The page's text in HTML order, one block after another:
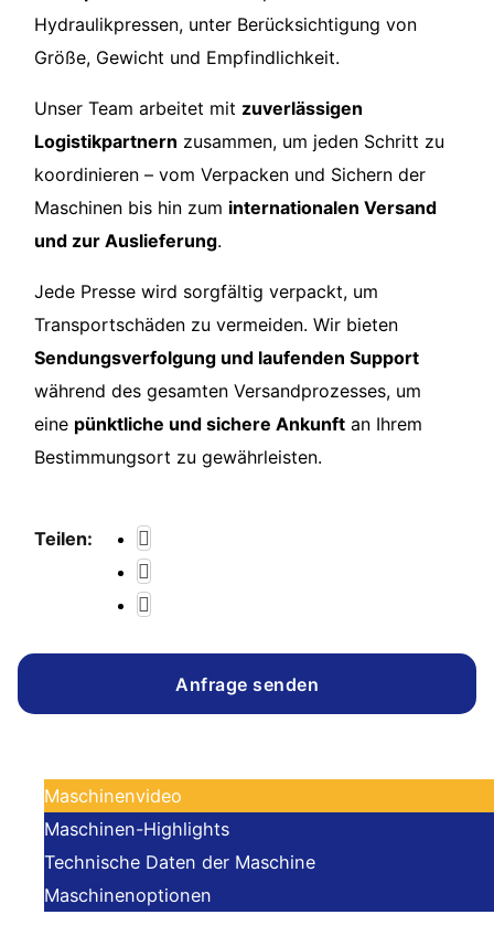
Hydraulikpressen, unter Berücksichtigung von
Größe, Gewicht und Empfindlichkeit.
Unser Team arbeitet mit zuverlässigen
Logistikpartnern zusammen, um jeden Schritt zu
koordinieren – vom Verpacken und Sichern der
Maschinen bis hin zum internationalen Versand
und zur Auslieferung.
Jede Presse wird sorgfältig verpackt, um
Transportschäden zu vermeiden. Wir bieten
Sendungsverfolgung und laufenden Support
während des gesamten Versandprozesses, um
eine pünktliche und sichere Ankunft an Ihrem
Bestimmungsort zu gewährleisten.
Teilen:
Anfrage senden
Maschinenvideo
Maschinen-Highlights
Technische Daten der Maschine
Maschinenoptionen